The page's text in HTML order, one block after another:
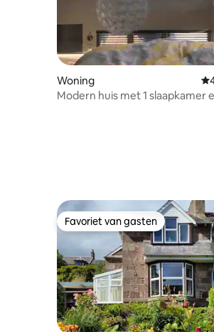
Woning
Modern huis met 1 slaapkamer
Favoriet van gasten
Favoriet van gasten